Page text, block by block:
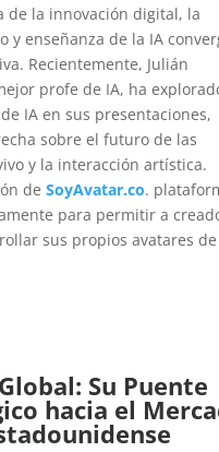
de la innovación digital, la
y enseñanza de la IA
Recientemente, Julián
profe de IA, ha
IA en sus presentaciones,
sobre el futuro de las
y la interacción artística.
de SoyAvatar.co.
para permitir a
sus propios avatares de
Su Puente
hacia el